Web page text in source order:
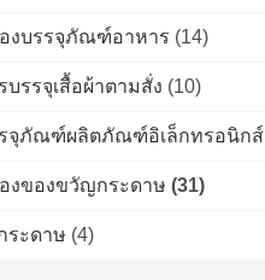
งบรรจุภัณฑ์อาหาร (14)
บรรจุเสื้อผ้าตามสั่ง (10)
จุภัณฑ์ผลิตภัณฑ์อิเล็กทรอนิกส์
งของขวัญกระดาษ (31)
ระดาษ (4)